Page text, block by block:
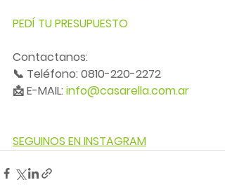
PEDÍ TU PRESUPUESTO
Contactanos:
📞 Teléfono: 0810-220-2272
📩 E-MAIL: info@casarella.com.ar
SEGUINOS EN INSTAGRAM